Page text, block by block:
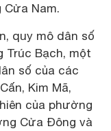
Nam.
quy mô dân số
Trúc Bạch, một
số của các
Kim Mã,
của phường
Cửa Đông và